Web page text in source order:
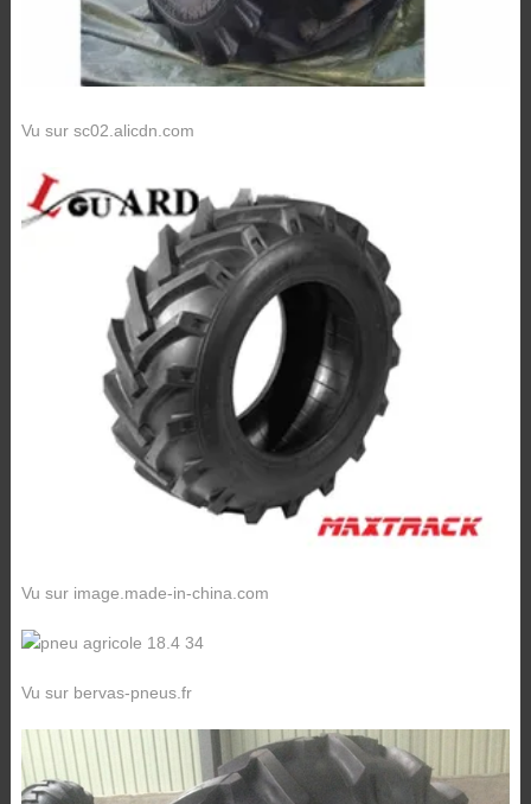
Vu sur sc02.alicdn.com
Vu sur image.made-in-china.com
Vu sur bervas-pneus.fr